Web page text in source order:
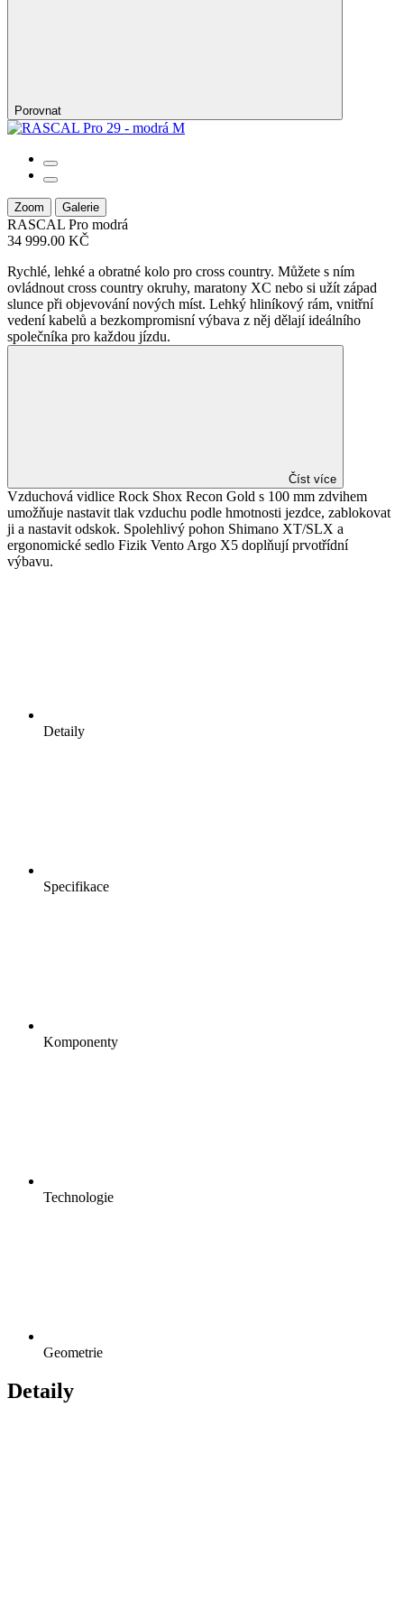
Porovnat
Zoom Galerie
RASCAL Pro modrá
34 999.00 KČ
Rychlé, lehké a obratné kolo pro cross country. Můžete s ním
ovládnout cross country okruhy, maratony XC nebo si užít západ
slunce při objevování nových míst. Lehký hliníkový rám, vnitřní
vedení kabelů a bezkompromisní výbava z něj dělají ideálního
společníka pro každou jízdu.
Číst více
Vzduchová vidlice Rock Shox Recon Gold s 100 mm zdvihem
umožňuje nastavit tlak vzduchu podle hmotnosti jezdce, zablokovat
ji a nastavit odskok. Spolehlivý pohon Shimano XT/SLX a
ergonomické sedlo Fizik Vento Argo X5 doplňují prvotřídní
výbavu.
Detaily
Specifikace
Komponenty
Technologie
Geometrie
Detaily